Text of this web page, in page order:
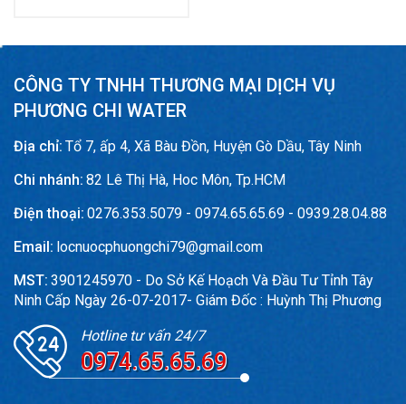
CÔNG TY TNHH THƯƠNG MẠI DỊCH VỤ
PHƯƠNG CHI WATER
Địa chỉ: Tổ 7, ấp 4, Xã Bàu Đồn, Huyện Gò Dầu, Tây Ninh
Chi nhánh: 82 Lê Thị Hà, Hoc Môn, Tp.HCM
Điện thoại: 0276.353.5079 - 0974.65.65.69 - 0939.28.04.88
Email: locnuocphuongchi79@gmail.com
MST: 3901245970 - Do Sở Kế Hoạch Và Đầu Tư Tỉnh Tây
Ninh Cấp Ngày 26-07-2017- Giám Đốc : Huỳnh Thị Phương
Hotline tư vấn 24/7
0974.65.65.69